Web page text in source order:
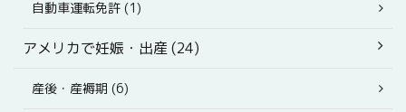
自動車運転免許 (1)
アメリカで妊娠・出産 (24)
産後・産褥期 (6)